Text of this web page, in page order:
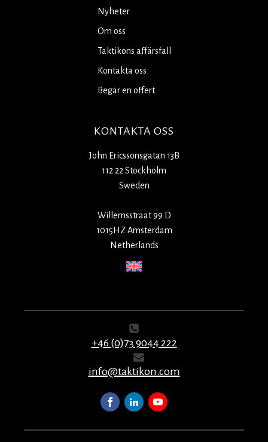
Nyheter
Om oss
Taktikons affärsfall
Kontakta oss
Begär en offert
KONTAKTA OSS
John Ericssonsgatan 13B
112 22 Stockholm
Sweden
Willemsstraat 99 D
1015HZ Amsterdam
Netherlands
+46 (0)73 9044 222
info@taktikon.com